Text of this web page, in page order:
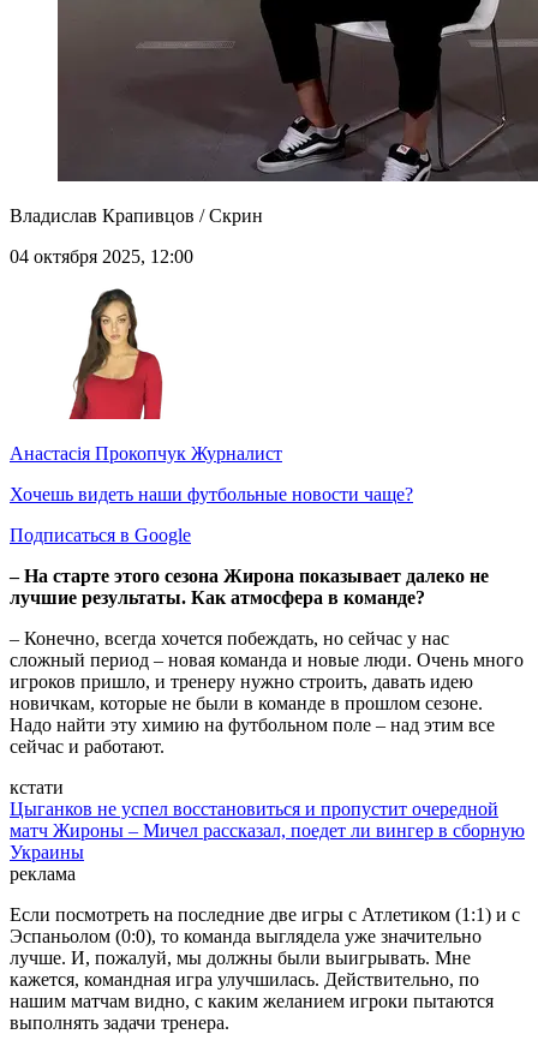
Владислав Крапивцов / Скрин
04 октября 2025, 12:00
Анастасія Прокопчук Журналист
Хочешь видеть наши футбольные новости чаще?
Подписаться в Google
– На старте этого сезона Жирона показывает далеко не
лучшие результаты. Как атмосфера в команде?
– Конечно, всегда хочется побеждать, но сейчас у нас
сложный период – новая команда и новые люди. Очень много
игроков пришло, и тренеру нужно строить, давать идею
новичкам, которые не были в команде в прошлом сезоне.
Надо найти эту химию на футбольном поле – над этим все
сейчас и работают.
кстати
Цыганков не успел восстановиться и пропустит очередной
матч Жироны – Мичел рассказал, поедет ли вингер в сборную
Украины
реклама
Если посмотреть на последние две игры с Атлетиком (1:1) и с
Эспаньолом (0:0), то команда выглядела уже значительно
лучше. И, пожалуй, мы должны были выигрывать. Мне
кажется, командная игра улучшилась. Действительно, по
нашим матчам видно, с каким желанием игроки пытаются
выполнять задачи тренера.